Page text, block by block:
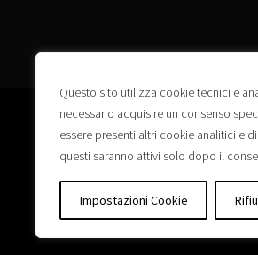
Questo sito utilizza cookie tecnici e
necessario acquisire un consenso
essere presenti altri cookie analitici e
questi saranno attivi solo dopo il
Impostazioni Cookie